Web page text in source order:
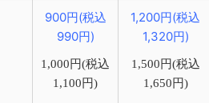
900円(税込
990円)
1,000円(税込
1,100円)
1,200円(税込
1,320円)
1,500円(税込
1,650円)